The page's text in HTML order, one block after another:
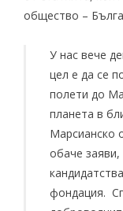
общество –
У нас вече
цел е да се
полети до
планета в
Марсианско
обаче
фондация.